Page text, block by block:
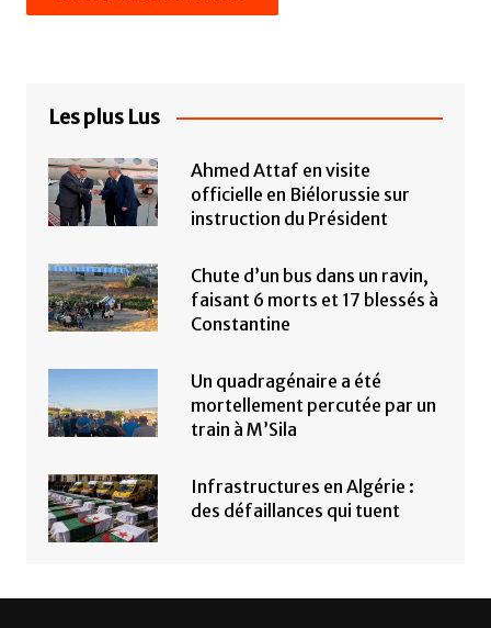
Les plus Lus
Ahmed Attaf en visite
officielle en Biélorussie sur
instruction du Président
Chute d’un bus dans un ravin,
faisant 6 morts et 17 blessés à
Constantine
Un quadragénaire a été
mortellement percutée par un
train à M’Sila
Infrastructures en Algérie :
des défaillances qui tuent